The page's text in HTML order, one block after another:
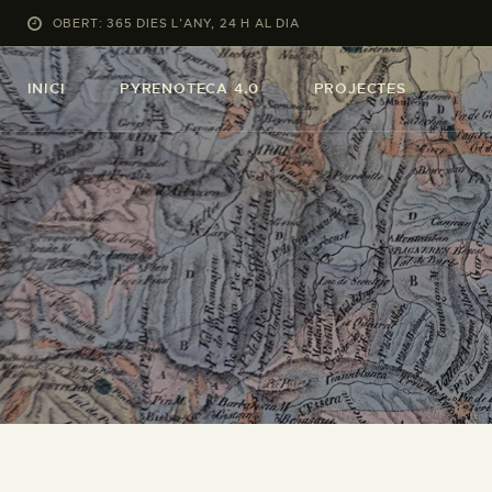
OBERT: 365 DIES L’ANY, 24 H AL DIA
INICI PYRENOTECA 4.0 PROJECTES